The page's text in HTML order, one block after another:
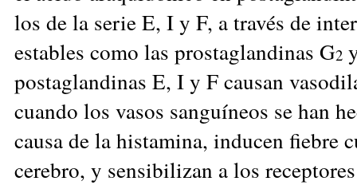
los de la serie E, I y F, a través de
estables como las prostaglandinas G2
postaglandinas E, I y F causan
cuando los vasos sanguíneos se han
causa de la histamina, inducen fiebre
cerebro, y sensibilizan a los